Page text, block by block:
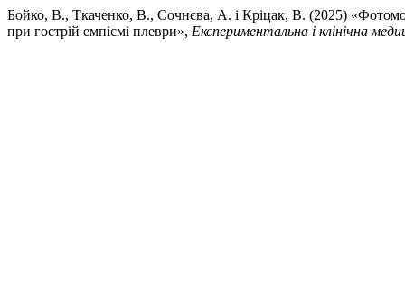
Бойко, В., Ткаченко, В., Сочнєва, А. і Кріцак, В. (2025)
при гострій емпіємі плеври», Експериментальна і клінічна